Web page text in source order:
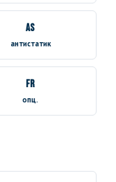
AS
антистатик
FR
опц.